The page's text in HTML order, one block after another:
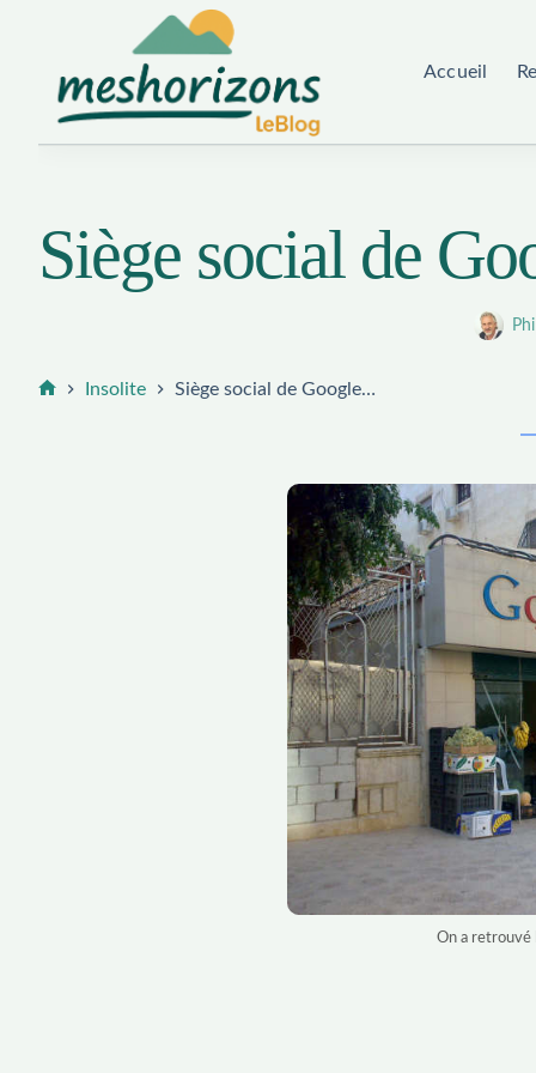
contenu
Accueil
Siège social de
Insolite Siège social de Google…
On a retrouvé